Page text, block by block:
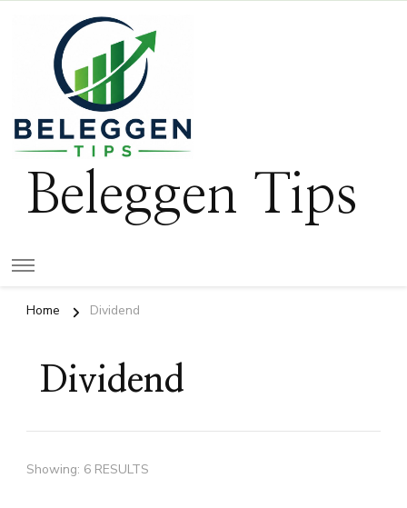
Beleggen Tips
Home Dividend
Dividend
Showing: 6 RESULTS